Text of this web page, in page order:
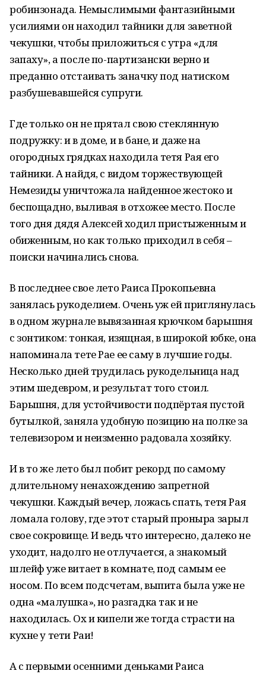
робинзонада. Немыслимыми фантазийными
усилиями он находил тайники для заветной
чекушки, чтобы приложиться с утра «для
запаху», а после по-партизански верно и
преданно отстаивать заначку под натиском
разбушевавшейся супруги.
Где только он не прятал свою стеклянную
подружку: и в доме, и в бане, и даже на
огородных грядках находила тетя Рая его
тайники. А найдя, с видом торжествующей
Немезиды уничтожала найденное жестоко и
беспощадно, выливая в отхожее место. После
того дня дядя Алексей ходил пристыженным и
обиженным, но как только приходил в себя –
поиски начинались снова.
В последнее свое лето Раиса Прокопьевна
занялась рукоделием. Очень уж ей приглянулась
в одном журнале вывязанная крючком барышня
с зонтиком: тонкая, изящная, в широкой юбке, она
напоминала тете Рае ее саму в лучшие годы.
Несколько дней трудилась рукодельница над
этим шедевром, и результат того стоил.
Барышня, для устойчивости подпёртая пустой
бутылкой, заняла удобную позицию на полке за
телевизором и неизменно радовала хозяйку.
И в то же лето был побит рекорд по самому
длительному ненахождению запретной
чекушки. Каждый вечер, ложась спать, тетя Рая
ломала голову, где этот старый проныра зарыл
свое сокровище. И ведь что интересно, далеко не
уходит, надолго не отлучается, а знакомый
шлейф уже витает в комнате, под самым ее
носом. По всем подсчетам, выпита была уже не
одна «малушка», но разгадка так и не
находилась. Ох и кипели же тогда страсти на
кухне у тети Раи!
А с первыми осенними деньками Раиса